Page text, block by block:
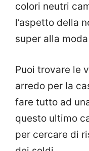
colori neutri
l’aspetto della
super alla
Puoi trovare le
arredo per la
fare tutto ad
questo ultimo
per cercare di